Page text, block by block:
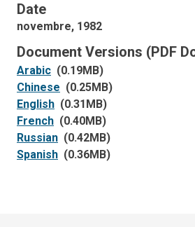
Date
novembre, 1982
Document Versions (PDF
Arabic (0.19MB)
Chinese (0.25MB)
English (0.31MB)
French (0.40MB)
Russian (0.42MB)
Spanish (0.36MB)